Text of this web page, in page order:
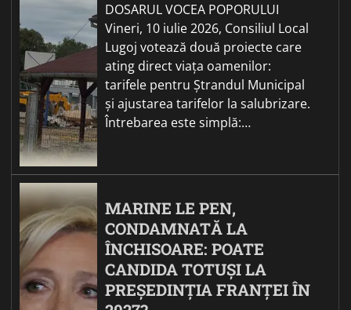
DOSARUL VOCEA POPORULUI
Vineri, 10 iulie 2026, Consiliul Local
Lugoj votează două proiecte care
ating direct viața oamenilor:
tarifele pentru Ștrandul Municipal
și ajustarea tarifelor la salubrizare.
Întrebarea este simplă:…
MARINE LE PEN,
CONDAMNATĂ LA
ÎNCHISOARE: POATE
CANDIDA TOTUȘI LA
PREȘEDINȚIA FRANȚEI ÎN